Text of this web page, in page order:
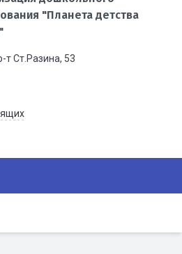
"Планета детства
т Ст.Разина, 53